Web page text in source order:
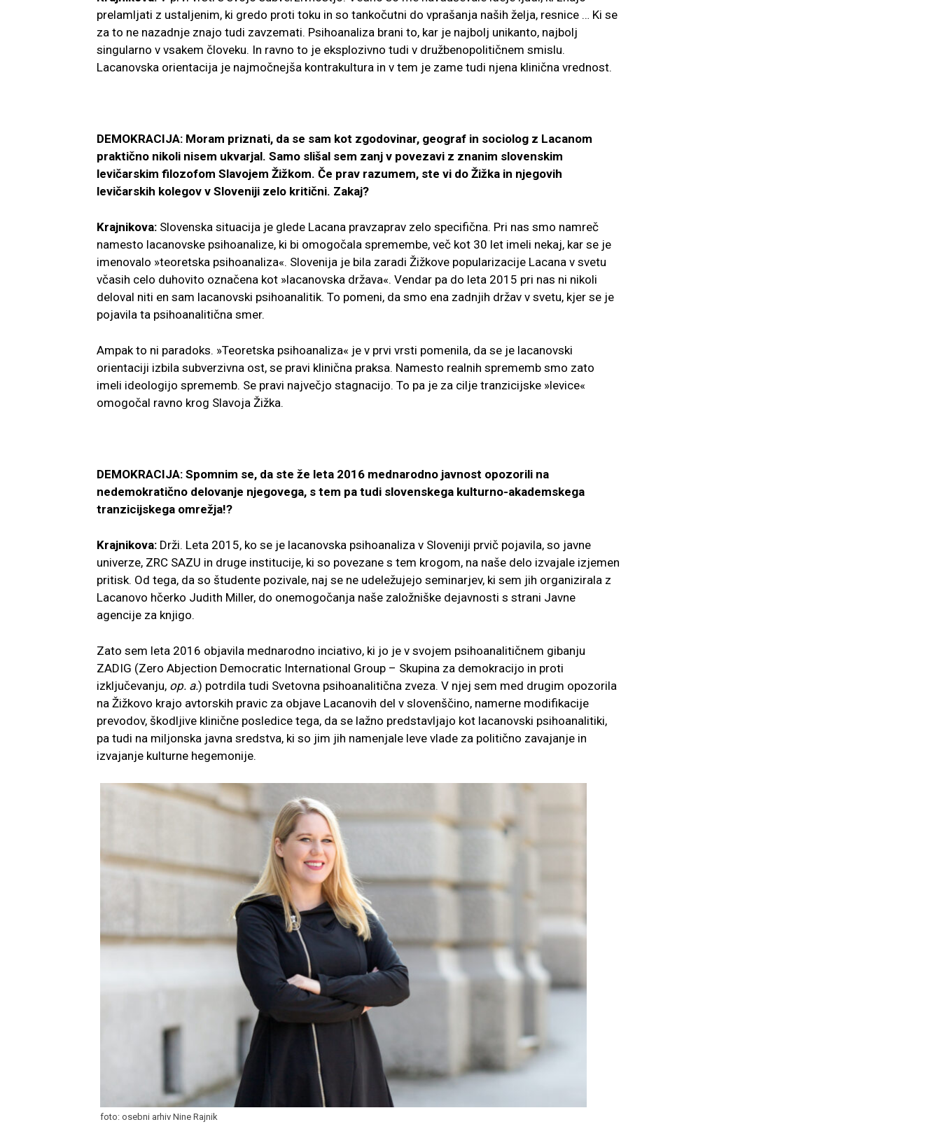
prelamljati z ustaljenim, ki gredo proti toku in so tankočutni do vprašanja naših želja, resnice … Ki se
za to ne nazadnje znajo tudi zavzemati. Psihoanaliza brani to, kar je najbolj unikanto, najbolj
singularno v vsakem človeku. In ravno to je eksplozivno tudi v družbenopolitičnem smislu.
Lacanovska orientacija je najmočnejša kontrakultura in v tem je zame tudi njena klinična vrednost.
DEMOKRACIJA: Moram priznati, da se sam kot zgodovinar, geograf in sociolog z Lacanom
praktično nikoli nisem ukvarjal. Samo slišal sem zanj v povezavi z znanim slovenskim
levičarskim filozofom Slavojem Žižkom. Če prav razumem, ste vi do Žižka in njegovih
levičarskih kolegov v Sloveniji zelo kritični. Zakaj?
Krajnikova: Slovenska situacija je glede Lacana pravzaprav zelo specifična. Pri nas smo namreč
namesto lacanovske psihoanalize, ki bi omogočala spremembe, več kot 30 let imeli nekaj, kar se je
imenovalo »teoretska psihoanaliza«. Slovenija je bila zaradi Žižkove popularizacije Lacana v svetu
včasih celo duhovito označena kot »lacanovska država«. Vendar pa do leta 2015 pri nas ni nikoli
deloval niti en sam lacanovski psihoanalitik. To pomeni, da smo ena zadnjih držav v svetu, kjer se je
pojavila ta psihoanalitična smer.
Ampak to ni paradoks. »Teoretska psihoanaliza« je v prvi vrsti pomenila, da se je lacanovski
orientaciji izbila subverzivna ost, se pravi klinična praksa. Namesto realnih sprememb smo zato
imeli ideologijo sprememb. Se pravi največjo stagnacijo. To pa je za cilje tranzicijske »levice«
omogočal ravno krog Slavoja Žižka.
DEMOKRACIJA: Spomnim se, da ste že leta 2016 mednarodno javnost opozorili na
nedemokratično delovanje njegovega, s tem pa tudi slovenskega kulturno-akademskega
tranzicijskega omrežja!?
Krajnikova: Drži. Leta 2015, ko se je lacanovska psihoanaliza v Sloveniji prvič pojavila, so javne
univerze, ZRC SAZU in druge institucije, ki so povezane s tem krogom, na naše delo izvajale izjemen
pritisk. Od tega, da so študente pozivale, naj se ne udeležujejo seminarjev, ki sem jih organizirala z
Lacanovo hčerko Judith Miller, do onemogočanja naše založniške dejavnosti s strani Javne
agencije za knjigo.
Zato sem leta 2016 objavila mednarodno inciativo, ki jo je v svojem psihoanalitičnem gibanju
ZADIG (Zero Abjection Democratic International Group – Skupina za demokracijo in proti
izključevanju, op. a.) potrdila tudi Svetovna psihoanalitična zveza. V njej sem med drugim opozorila
na Žižkovo krajo avtorskih pravic za objave Lacanovih del v slovenščino, namerne modifikacije
prevodov, škodljive klinične posledice tega, da se lažno predstavljajo kot lacanovski psihoanalitiki,
pa tudi na miljonska javna sredstva, ki so jim jih namenjale leve vlade za politično zavajanje in
izvajanje kulturne hegemonije.
foto: osebni arhiv Nine Rajnik